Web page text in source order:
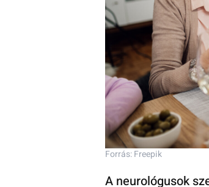
Forrás: Freepik
A neurológusok